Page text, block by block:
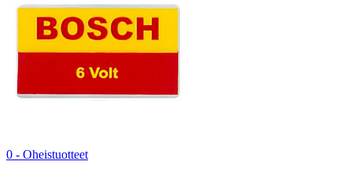
0 - Oheistuotteet